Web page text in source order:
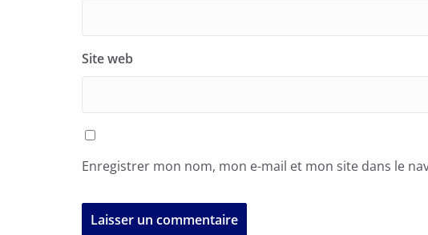
Site web
Enregistrer mon nom, mon e-mail et mon site dans le